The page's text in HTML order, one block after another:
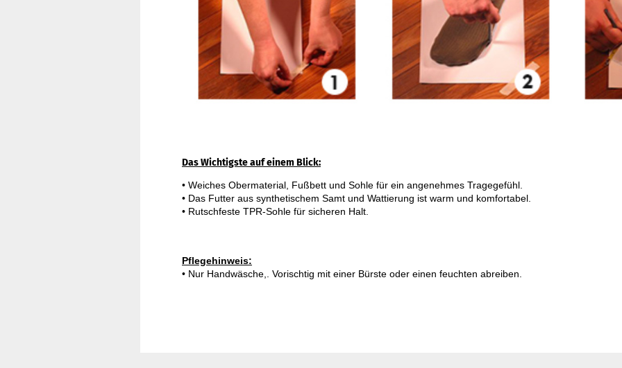
Das Wichtigste auf einem Blick:
• Weiches Obermaterial, Fußbett und Sohle für ein angenehmes Tragegefühl.
• Das Futter aus synthetischem Samt und Wattierung ist warm und komfortabel.
Pflegehinweis:
• Nur Handwäsche,. Vorischtig mit einer Bürste oder einen feuchten abreiben.